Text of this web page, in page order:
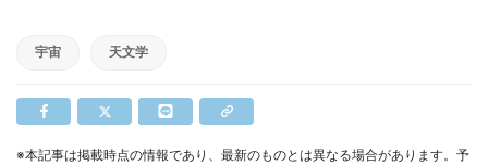
宇宙 天文学
※本記事は掲載時点の情報であり、最新のものとは異なる場合があります。予